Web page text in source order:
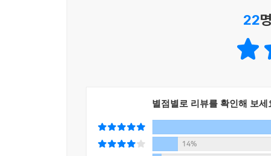
22
별점별로 리뷰를 확인해 보세
14%